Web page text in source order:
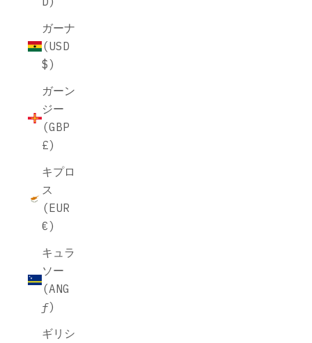
ガーナ
(USD
$)
ガーン
ジー
(GBP
£)
キプロ
ス
(EUR
€)
キュラ
ソー
(ANG
ƒ)
ギリシ